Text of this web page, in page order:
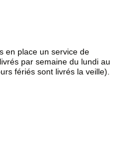
en place un service de
par semaine du lundi au
fériés sont livrés la veille).